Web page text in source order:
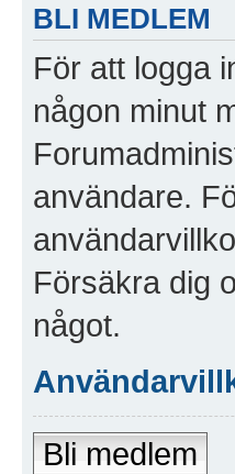
BLI MEDLEM
För att logga
någon minut
användare.
Försäkra dig
något.
Bli medlem